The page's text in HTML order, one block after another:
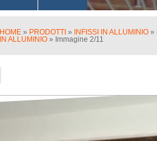
HOME » PRODOTTI » INFISSI IN ALLUMINIO »
IN ALLUMINIO » Immagine 2/11